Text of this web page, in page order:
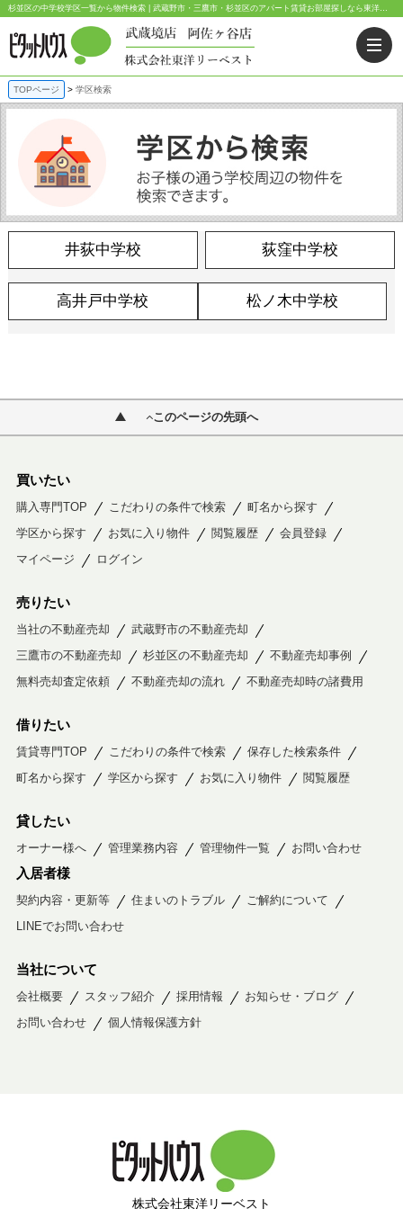
杉並区の中学校学区一覧から物件検索 | 武蔵野市・三鷹市・杉並区のアパート賃貸お部屋探しなら東洋リーベスト｜ピタットハウス武蔵境店・阿佐ヶ谷店
TOPページ 学区検索
井荻中学校 荻窪中学校
高井戸中学校 松ノ木中学校
このページの先頭へ
買いたい
購入専門TOP こだわりの条件で検索
町名から探す
学区から探す
お気に入り物件 閲覧履歴
会員登録
マイページ
ログイン
売りたい
当社の不動産売却
武蔵野市の不動産売却
三鷹市の不動産売却
杉並区の不動産売却
不動産売却事例
無料売却査定依頼
不動産売却の流れ 不動産売却時の諸費用
借りたい
賃貸専門TOP こだわりの条件で検索
保存した検索条件
町名から探す
学区から探す お気に入り物件 閲覧履歴
貸したい
オーナー様へ 管理業務内容 管理物件一覧 お問い合わせ
入居者様
契約内容・更新等 住まいのトラブル
ご解約について
LINEでお問い合わせ
当社について
会社概要 スタッフ紹介 採用情報
お知らせ・ブログ
お問い合わせ
個人情報保護方針
株式会社東洋リーベスト